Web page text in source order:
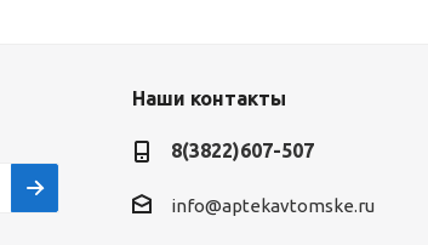
Наши контакты
8(3822)607-507
info@aptekavtomske.ru